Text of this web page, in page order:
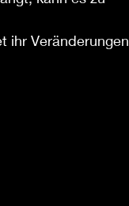
ihr Veränderungen